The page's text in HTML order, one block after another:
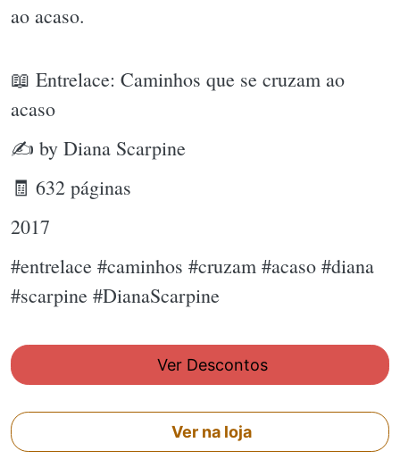
ao acaso.
📖 Entrelace: Caminhos que se cruzam ao
acaso
✍ by Diana Scarpine
🧾 632 páginas
2017
#entrelace #caminhos #cruzam #acaso #diana
#scarpine #DianaScarpine
Ver Descontos
Ver na loja